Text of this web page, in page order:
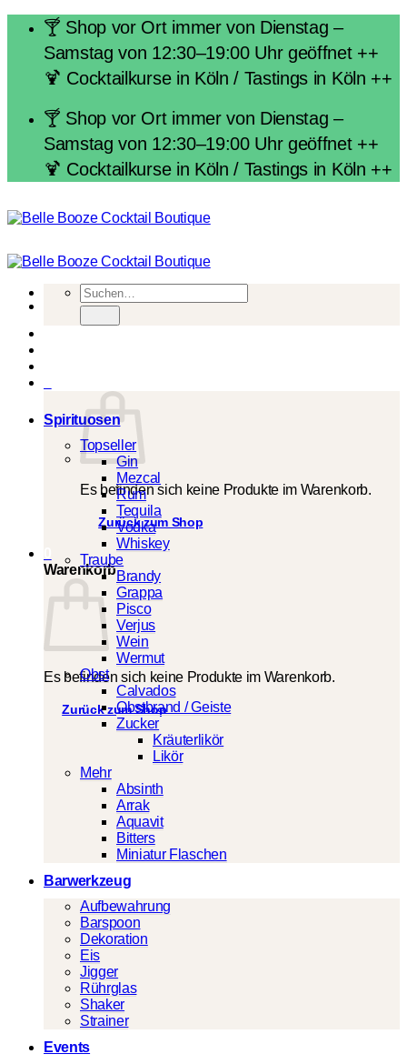
springen
🍸 Shop vor Ort immer von Dienstag –
Samstag von 12:30–19:00 Uhr geöffnet ++
🍹 Cocktailkurse in Köln / Tastings in Köln ++
🍸 Shop vor Ort immer von Dienstag –
Samstag von 12:30–19:00 Uhr geöffnet ++
🍹 Cocktailkurse in Köln / Tastings in Köln ++
Suchen
nach:
Es befinden sich keine Produkte im Warenkorb.
Zurück zum Shop
Warenkorb
Es befinden sich keine Produkte im Warenkorb.
Zurück zum Shop
Spirituosen
Topseller
Gin
Mezcal
Rum
Tequila
Vodka
Whiskey
Traube
Brandy
Grappa
Pisco
Verjus
Wein
Wermut
Obst
Calvados
Obstbrand / Geiste
Zucker
Kräuterlikör
Likör
Mehr
Absinth
Arrak
Aquavit
Bitters
Miniatur Flaschen
Barwerkzeug
Aufbewahrung
Barspoon
Dekoration
Eis
Jigger
Rührglas
Shaker
Strainer
Events